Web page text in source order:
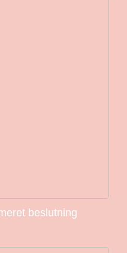
beslutning